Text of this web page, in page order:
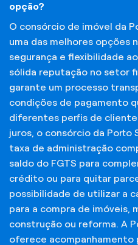
opção?
O consórcio de imóvel da
uma das melhores opções
segurança e flexibilidade
sólida reputação no setor
garante um processo
condições de pagamento
diferentes perfis de
juros, o consórcio da Porto
taxa de administração
saldo do FGTS para
crédito ou para quitar
possibilidade de utilizar a
para a compra de imóveis,
construção ou reforma. A
oferece